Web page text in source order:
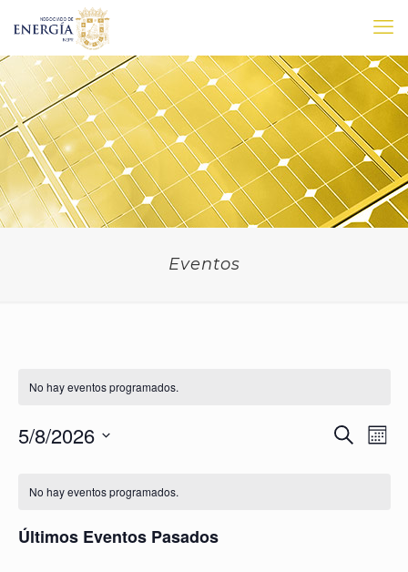
Eventos
No hay eventos programados.
de
Buscar
de
Mes
5/8/2026
fecha.
de
No hay eventos programados.
Últimos Eventos Pasados